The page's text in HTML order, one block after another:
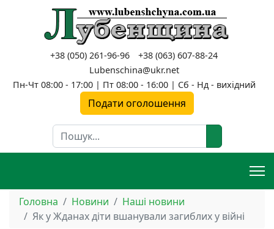
+38 (050) 261-96-96
+38 (063) 607-88-24
Lubenschina@ukr.net
Пн-Чт 08:00 - 17:00 | Пт 08:00 - 16:00 | Сб - Нд - вихідний
Подати оголошення
Пошук
Головна Новини
Наші новини
Як у Жданах діти вшанували загиблих у війні